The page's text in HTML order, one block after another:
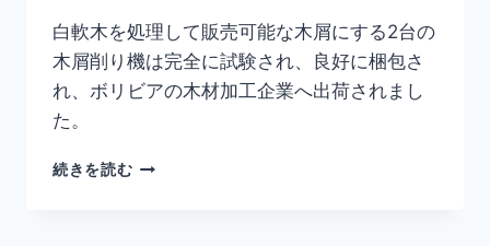
白軟木を処理して販売可能な木屑にする2台の
木屑削り機は完全に試験され、良好に梱包さ
れ、ボリビアの木材加工企業へ出荷されまし
た。
続きを読む2